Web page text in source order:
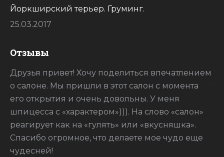
Йоркширский терьер. Груминг.
25.03.2017
Отзывы
Друзья привет! Хочу поделиться впечатлением
о салоне. Мы пришли в этот салон с момента
его открытия и очень довольны. У меня
шпицесса с «характером»))). На слово «салон»
реагирует как на «гулять» или «вкусняшка».
Спасибо огромное, что делаете мое чудо еще
чудесней!